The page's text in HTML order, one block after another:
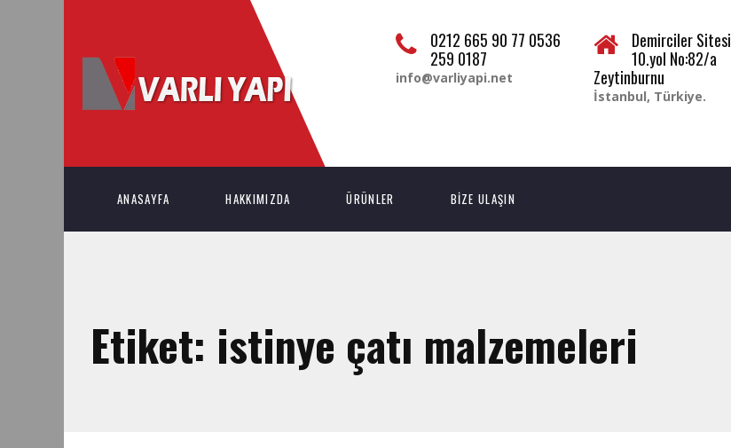
0212 665 90 77 0536
259 0187
info@varliyapi.net
Demirciler Sitesi
10.yol No:82/a
Zeytinburnu
İstanbul, Türkiye.
ANASAYFA HAKKIMIZDA ÜRÜNLER BİZE ULAŞIN
Etiket: istinye çatı malzemeleri